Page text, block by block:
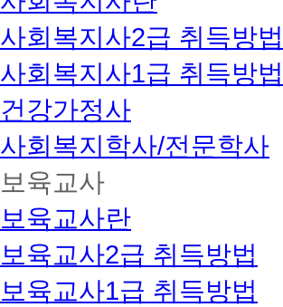
육
원
에
서
요
구
하
서
를
모
두
제
출
해
장
사회복지사2급 취득방법
사회복지사1급 취득방법
건강가정사
사회복지학사/전문학사
보육교사
보육교사란
보육교사2급 취득방법
보육교사1급 취득방법